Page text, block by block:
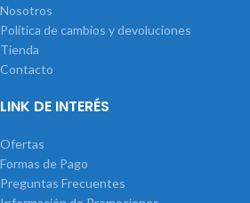
Nosotros
Política de cambios y devoluciones
Tienda
Contacto
LINK DE INTERÉS
Ofertas
Formas de Pago
Preguntas Frecuentes